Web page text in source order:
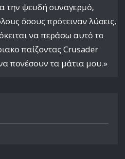
την ψευδή συναγερμό,
όσους πρότειναν λύσεις,
να περάσω αυτό το
παίζοντας Crusader
πονέσουν τα μάτια μου.»